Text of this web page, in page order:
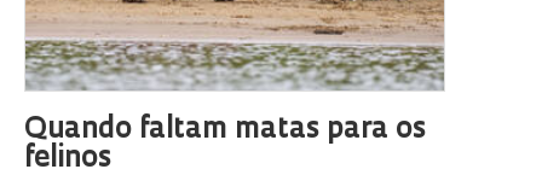
Quando faltam matas para os
felinos